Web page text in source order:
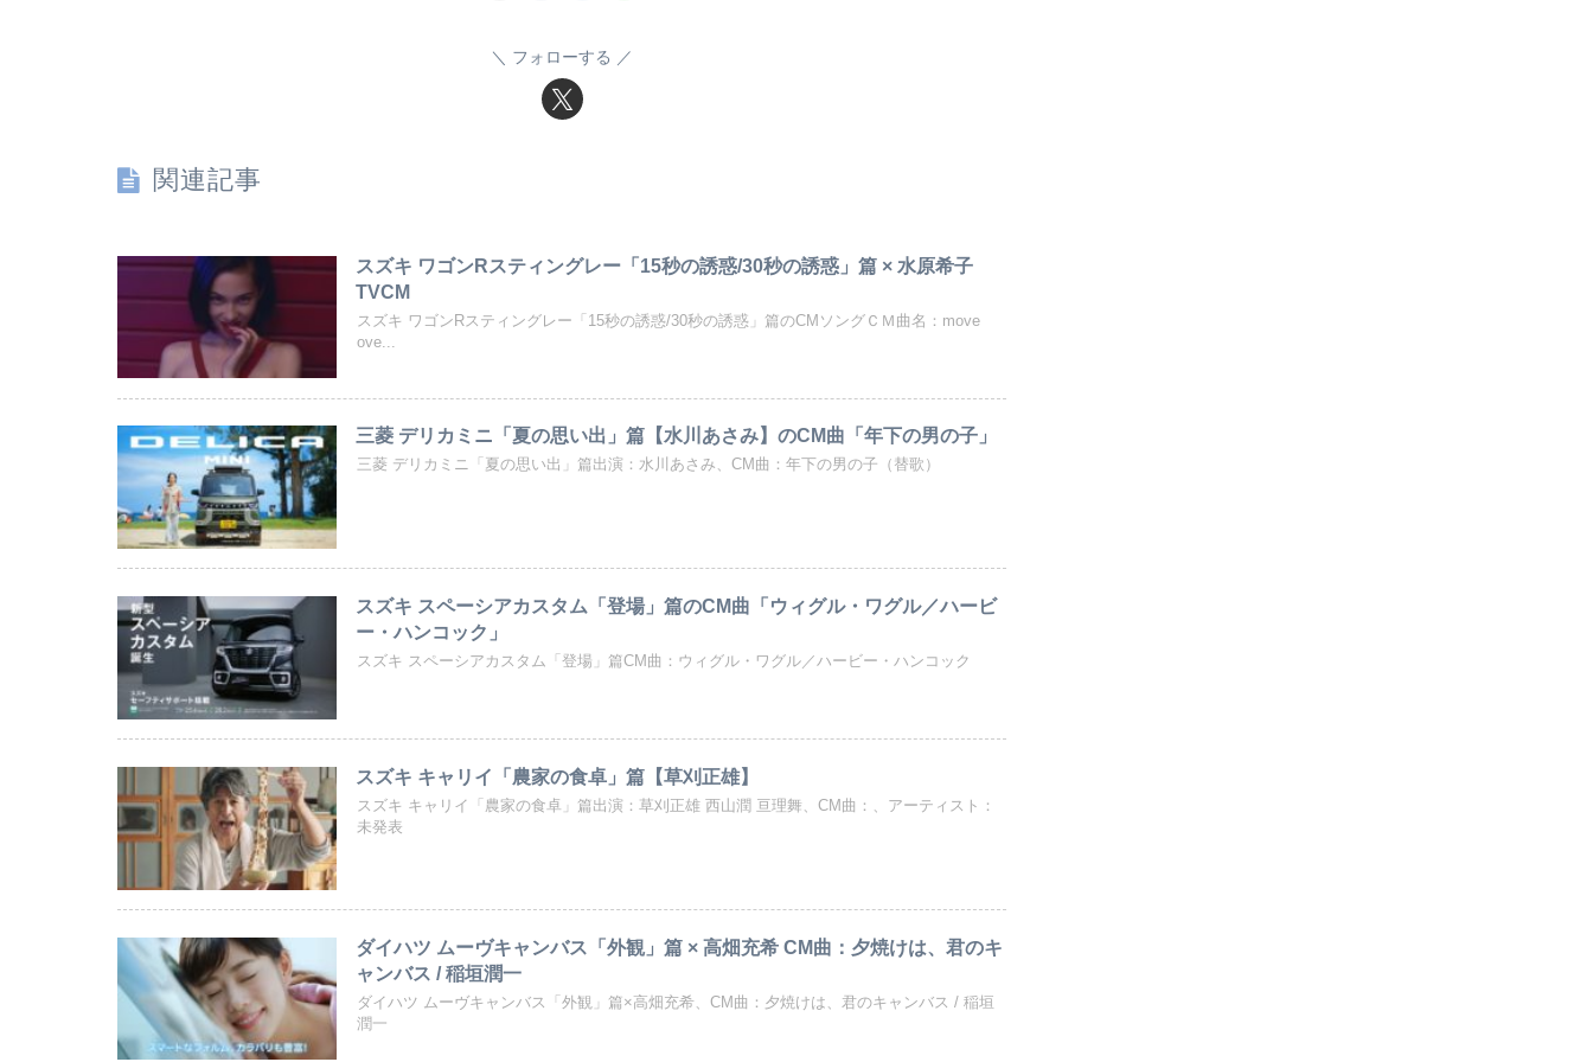
フォローする
関連記事
スズキ ワゴンRスティングレー「15秒の誘惑/30秒の誘惑」篇 × 水原希子
TVCM
スズキ ワゴンRスティングレー「15秒の誘惑/30秒の誘惑」篇のCMソングＣＭ曲名：move
ove...
三菱 デリカミニ「夏の思い出」篇【水川あさみ】のCM曲「年下の男の子」
三菱 デリカミニ「夏の思い出」篇出演：水川あさみ、CM曲：年下の男の子（替歌）
スズキ スペーシアカスタム「登場」篇のCM曲「ウィグル・ワグル／ハービ
ー・ハンコック」
スズキ スペーシアカスタム「登場」篇CM曲：ウィグル・ワグル／ハービー・ハンコック
スズキ キャリイ「農家の食卓」篇【草刈正雄】
スズキ キャリイ「農家の食卓」篇出演：草刈正雄 西山潤 亘理舞、CM曲：、アーティスト：
未発表
ダイハツ ムーヴキャンバス「外観」篇 × 高畑充希 CM曲：夕焼けは、君のキ
ャンバス / 稲垣潤一
ダイハツ ムーヴキャンバス「外観」篇×高畑充希、CM曲：夕焼けは、君のキャンバス / 稲垣
潤一